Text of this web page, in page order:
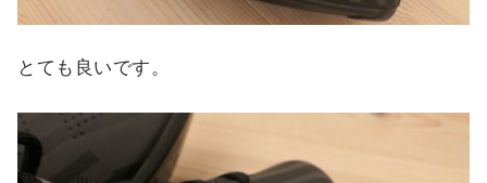
とても良いです。